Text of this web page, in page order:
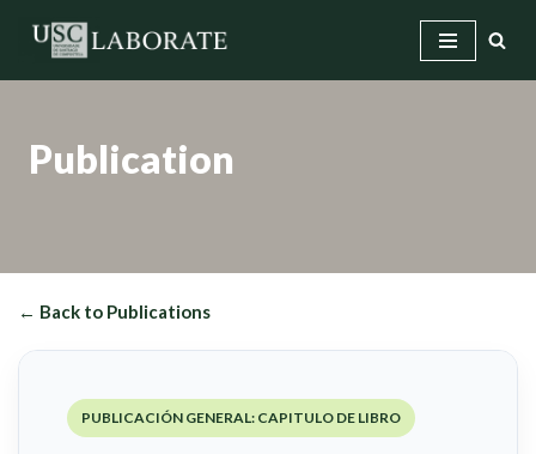
Publication
← Back to Publications
PUBLICACIÓN GENERAL: CAPITULO DE LIBRO